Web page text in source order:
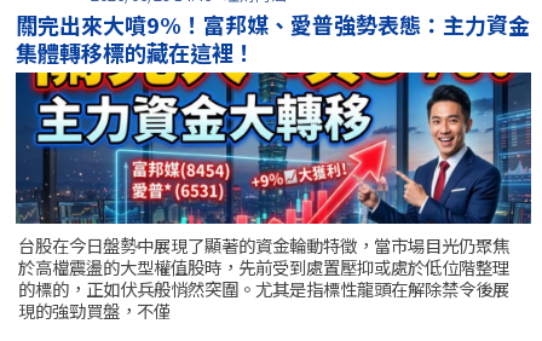
關完出來大噴9%！富邦媒、愛普強勢表態：主力資金
集體轉移標的藏在這裡！
台股在今日盤勢中展現了顯著的資金輪動特徵，當市場目光仍聚焦
於高檔震盪的大型權值股時，先前受到處置壓抑或處於低位階整理
的標的，正如伏兵般悄然突圍。尤其是指標性龍頭在解除禁令後展
現的強勁買盤，不僅